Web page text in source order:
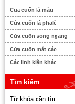
Cua cuốn lá màu
Cửa cuốn lá phalê
Cửa cuốn song ngang
Cửa cuốn mắt cáo
Các linh kiện khác
Tìm kiếm